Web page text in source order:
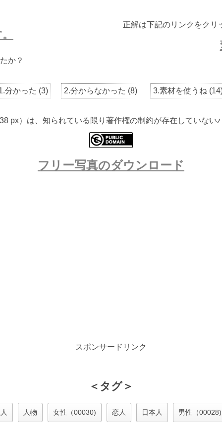
正解は下記のリンクをクリ
か？
分かった (3) 2.分からなかった (8) 3.素材を使うね (14
px）は、知られている限り著作権の制約が存在していない
フリー写真のダウンロード
スポンサードリンク
＜タグ＞
人物 女性（00030) 恋人 日本人 男性（00028)